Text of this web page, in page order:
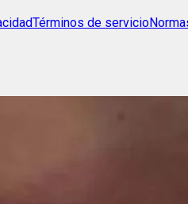
Términos de servicio